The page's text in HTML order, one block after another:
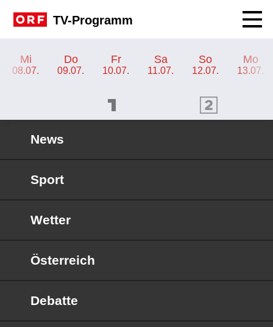
TV-Programm
Mi
08.07.
Do
09.07.
Fr
10.07.
Sa
11.07.
So
12.07.
Mo
13.07.
ORF 2 Programm
News
Sport
Wetter
Österreich
Debatte